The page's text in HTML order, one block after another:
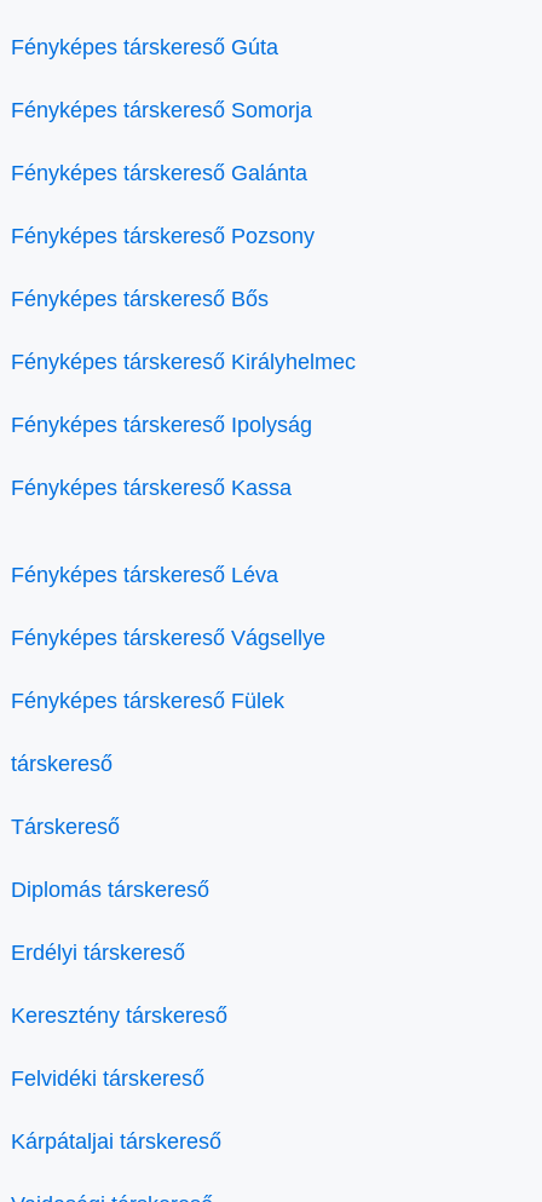
Fényképes társkereső Gúta
Fényképes társkereső Somorja
Fényképes társkereső Galánta
Fényképes társkereső Pozsony
Fényképes társkereső Bős
Fényképes társkereső Királyhelmec
Fényképes társkereső Ipolyság
Fényképes társkereső Kassa
Fényképes társkereső Léva
Fényképes társkereső Vágsellye
Fényképes társkereső Fülek
társkereső
Társkereső
Diplomás társkereső
Erdélyi társkereső
Keresztény társkereső
Felvidéki társkereső
Kárpátaljai társkereső